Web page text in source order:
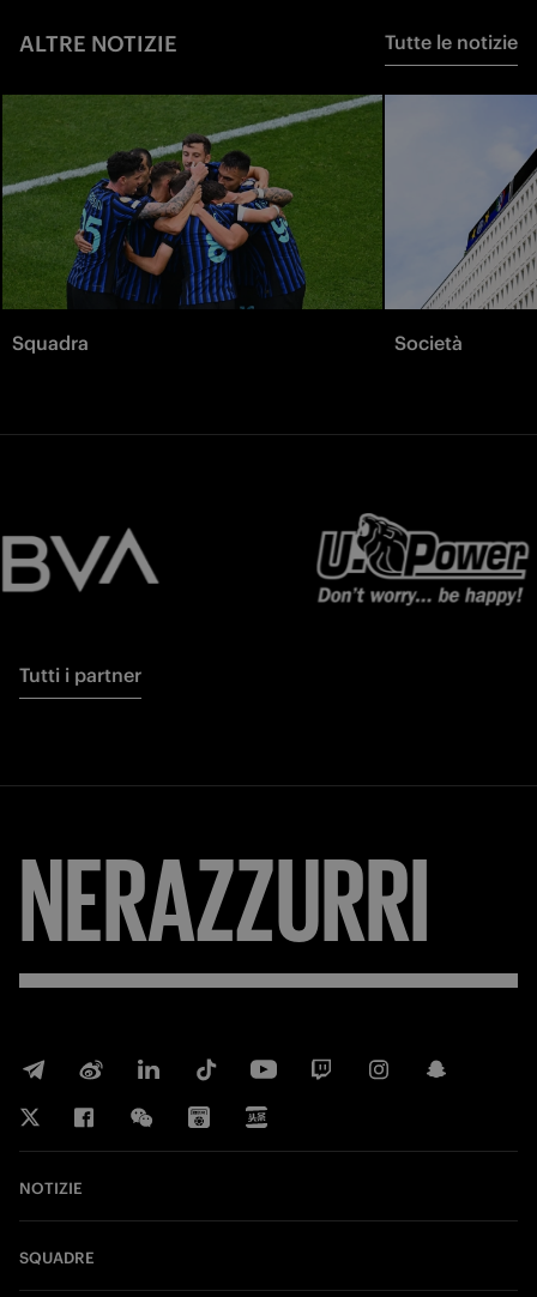
ALTRE NOTIZIE Tutte le notizie
Squadra Società
Tutti i partner
NERAZZURRI
NOTIZIE
SQUADRE